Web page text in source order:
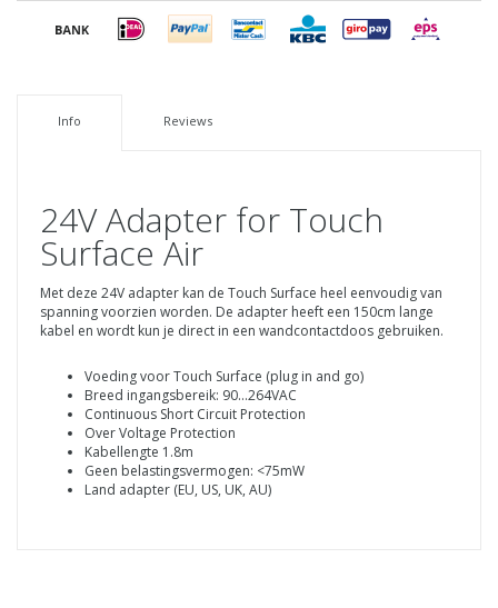
Info Reviews
24V Adapter for Touch
Surface Air
Met deze 24V adapter kan de Touch Surface heel eenvoudig van
spanning voorzien worden. De adapter heeft een 150cm lange
kabel en wordt kun je direct in een wandcontactdoos gebruiken.
Voeding voor Touch Surface (plug in and go)
Breed ingangsbereik: 90...264VAC
Continuous Short Circuit Protection
Over Voltage Protection
Kabellengte 1.8m
Geen belastingsvermogen: <75mW
Land adapter (EU, US, UK, AU)